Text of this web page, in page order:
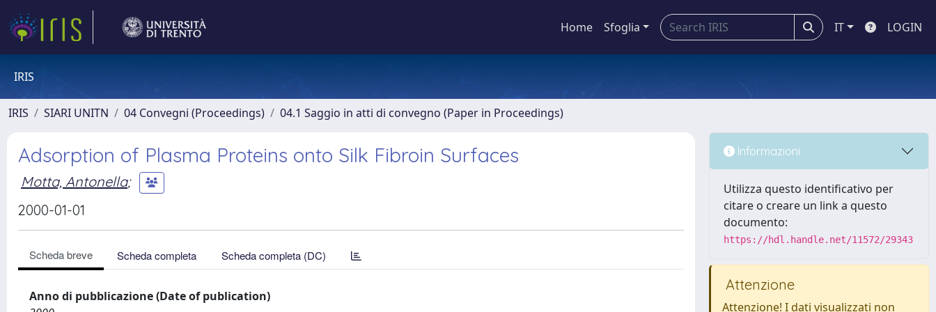
Home Sfoglia IT LOGIN
IRIS
IRIS SIARI UNITN 04 Convegni (Proceedings) 04.1 Saggio in atti di convegno (Paper in Proceedings)
Adsorption of Plasma Proteins onto Silk Fibroin Surfaces
Motta, Antonella;
2000-01-01
Scheda breve Scheda completa Scheda completa (DC)
Anno di pubblicazione (Date of publication)
Informazioni
Utilizza questo identificativo per
citare o creare un link a questo
documento:
https://hdl.handle.net/11572/29343
Attenzione
Attenzione! I dati visualizzati non